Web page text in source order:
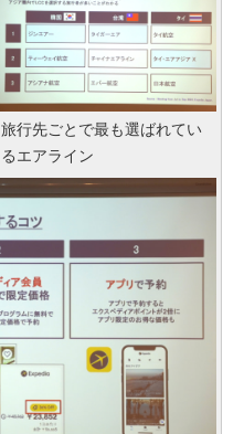
旅行先ごとで最も選ばれてい
るエアライン